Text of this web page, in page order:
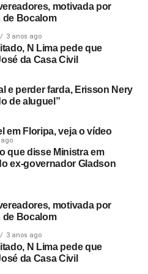
motivada por
de Bocalom
3 anos ago
N Lima pede que
da Casa Civil
e perder farda, Erisson Nery
de aluguel”
em Floripa, veja o vídeo
que disse Ministra em
ex-governador Gladson
motivada por
de Bocalom
3 anos ago
N Lima pede que
da Casa Civil